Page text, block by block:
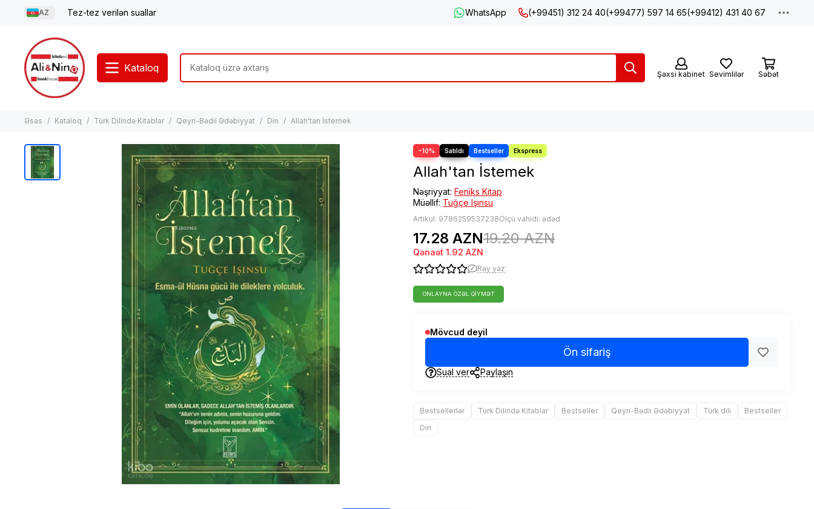
AZ Tez-tez verilən suallar WhatsApp (+99451) 312 24 40(+99477) 597 14 65(+99412) 431 40 67
Kataloq
Şəxsi kabinet Sevimlilər Səbət
Əsas Kataloq Türk Dilində Kitablar Qeyri-Bədii Ədəbiyyat Din Allah'tan İstemek
−10%
Allah'tan İstemek
Nəşriyyat: Feniks Kitap
Müəllif: Tuğçe Işınsu
Artikul: 9786259537238Ölçü vahidi: ədəd
17.28 AZN19.20 AZN
Qənaət 1.92 AZN
Rəy yaz
ONLAYNA ÖZƏL QIYMƏT
Mövcud deyil
Ön sifariş
Sual ver Paylaşın
Bestsellerlər Türk Dilində Kitablar Bestseller Qeyri-Bədii Ədəbiyyat Türk dili
Bestseller
Din